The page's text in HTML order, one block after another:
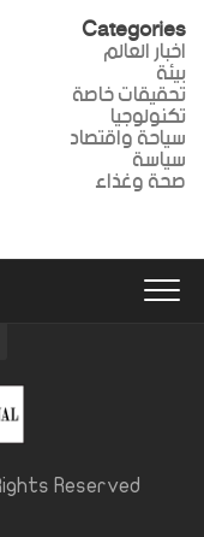
Categories
اخبار العالم
بيئة
تحقيقات خاصة
تكنولوجيا
سياحة واقتصاد
سياسة
صحة وغذاء
Reserved.